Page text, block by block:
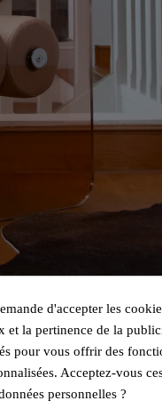
d'accepter les
et la pertinence de la
pour vous offrir des
Acceptez-vous
personnelles ?